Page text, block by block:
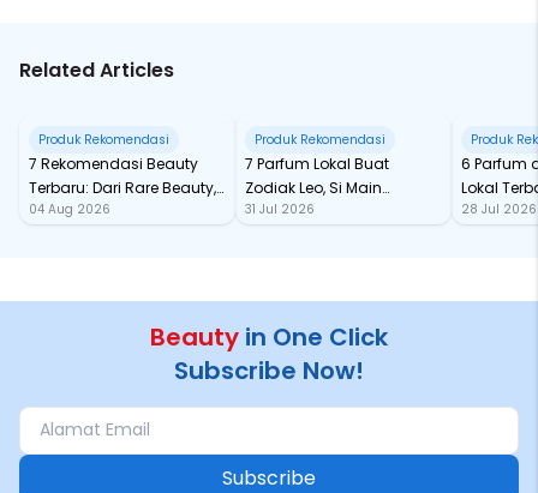
Related Articles
Produk Rekomendasi
7 Rekomendasi Beauty
Terbaru: Dari Rare Beauty,
Sampai Rhode Skin, Super
04 Aug 2026
Produk Rekomendasi
7 Parfum Lokal Buat
Zodiak Leo, Si Main
Character yang Selalu
31 Jul 2026
Produk
6 Parfum
Lokal
dari
28 Jul 2026
Beauty in One Click
Subscribe Now!
Subscribe